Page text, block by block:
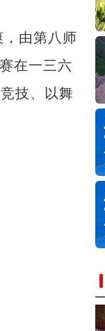
由第八师
在一三六
技、以舞